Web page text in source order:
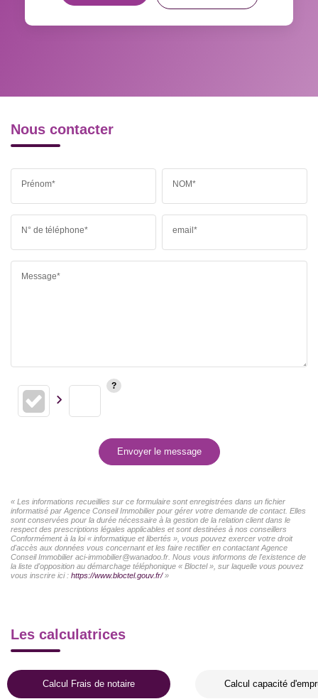
Nous contacter
Prénom* NOM*
N° de téléphone* email*
Message*
Envoyer le message
« Les informations recueillies sur ce formulaire sont enregistrées dans un fichier
informatisé par Agence Conseil Immobilier pour gérer votre demande de contact. Elles
sont conservées pour la durée nécessaire à la gestion de la relation client dans le
respect des prescriptions légales applicables et sont destinées à nos conseillers
Conformément à la loi « informatique et libertés », vous pouvez exercer votre droit
d'accès aux données vous concernant et les faire rectifier en contactant Agence
Conseil Immobilier aci-immobilier@wanadoo.fr. Nous vous informons de l'existence de
la liste d'opposition au démarchage téléphonique « Bloctel », sur laquelle vous pouvez
vous inscrire ici : https://www.bloctel.gouv.fr/»
Les calculatrices
Calcul Frais de notaire Calcul capacité